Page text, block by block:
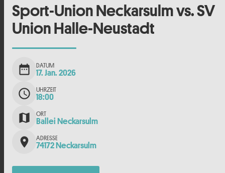
Sport-Union Neckarsulm vs. SV
Union Halle-Neustadt
date_range DATUM
17. Jan. 2026
schedule UHRZEIT
18:00
map ORT
Ballei Neckarsulm
place ADRESSE
74172 Neckarsulm